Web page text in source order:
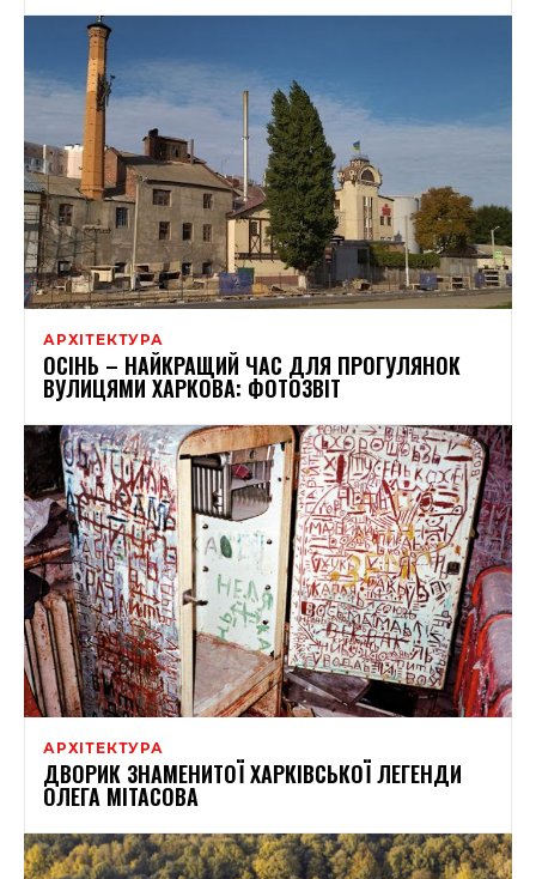
АРХІТЕКТУРА
ОСІНЬ – НАЙКРАЩИЙ ЧАС ДЛЯ ПРОГУЛЯНОК
ВУЛИЦЯМИ ХАРКОВА: ФОТОЗВІТ
АРХІТЕКТУРА
ДВОРИК ЗНАМЕНИТОЇ ХАРКІВСЬКОЇ ЛЕГЕНДИ
ОЛЕГА МІТАСОВА